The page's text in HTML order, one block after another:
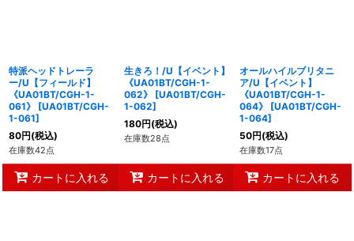
特派ヘッドトレーラ
ー/U【フィールド】
《UA01BT/CGH-1-
061》
[UA01BT/CGH-
1-061]
80円(税込)
在庫数42点
カートに入れる
生きろ！/U【イベント】
《UA01BT/CGH-1-
062》
[UA01BT/CGH-
1-062]
180円(税込)
在庫数28点
カートに入れる
オールハイルブリタニ
ア/U【イベント】
《UA01BT/CGH-1-
064》
[UA01BT/CGH-
1-064]
50円(税込)
在庫数17点
カートに入れる